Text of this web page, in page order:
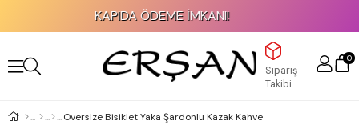
KAPIDA ÖDEME İMKANI!
Sipariş
Takibi
0
Oversize Bisiklet Yaka Şardonlu Kazak Kahve